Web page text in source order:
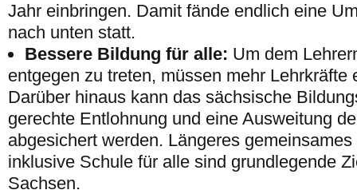
Jahr einbringen. Damit fände endlich eine
nach unten statt.
Bessere Bildung für alle: Um dem
entgegen zu treten, müssen mehr Lehrkräfte
Darüber hinaus kann das sächsische
gerechte Entlohnung und eine Ausweitung
abgesichert werden. Längeres
inklusive Schule für alle sind grundlegende
Sachsen.